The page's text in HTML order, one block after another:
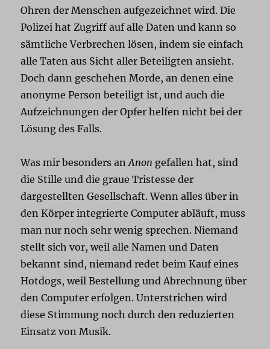
Ohren der Menschen aufgezeichnet wird. Die
Polizei hat Zugriff auf alle Daten und kann so
sämtliche Verbrechen lösen, indem sie einfach
alle Taten aus Sicht aller Beteiligten ansieht.
Doch dann geschehen Morde, an denen eine
anonyme Person beteiligt ist, und auch die
Aufzeichnungen der Opfer helfen nicht bei der
Lösung des Falls.
Was mir besonders anAnon gefallen hat, sind
die Stille und die graue Tristesse der
dargestellten Gesellschaft. Wenn alles über in
den Körper integrierte Computer abläuft, muss
man nur noch sehr wenig sprechen. Niemand
stellt sich vor, weil alle Namen und Daten
bekannt sind, niemand redet beim Kauf eines
Hotdogs, weil Bestellung und Abrechnung über
den Computer erfolgen. Unterstrichen wird
diese Stimmung noch durch den reduzierten
Einsatz von Musik.